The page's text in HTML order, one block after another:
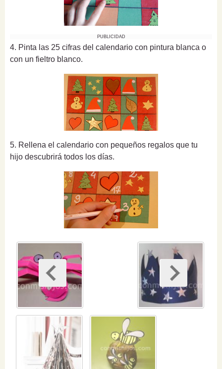
PUBLICIDAD
4. Pinta las 25 cifras del calendario con pintura blanca o
con un fieltro blanco.
5. Rellena el calendario con pequeños regalos que tu
hijo descubrirá todos los días.